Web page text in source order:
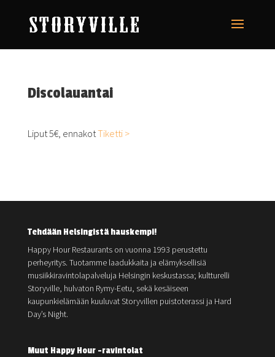
Discolauantai
Liput 5€, ennakotTiketti >
Tehdään Helsingistä hauskempi!
Happy Hour Restaurants on vuonna 1993 perustettu
perheyritys. Tuotamme laadukkaita ja elämyksellisiä
musiikkiravintolapalveluja Helsingin keskustassa; kultturelli
Storyville, hulvaton Rymy-Eetu, sekä kesäiseen
kaupunkielämään kuuluvat Storyvillen puistoterassi ja Hard
Day’s Night.
Muut Happy Hour -ravintolat